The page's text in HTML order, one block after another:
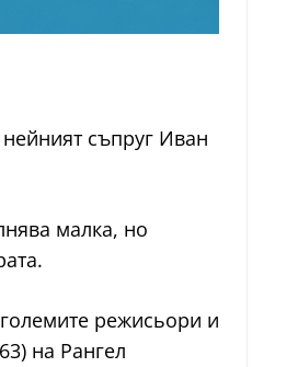
съпруг Иван
малка, но
режисьори и
на Рангел